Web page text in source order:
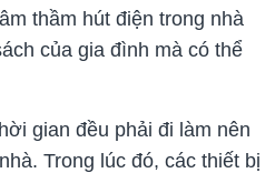
thầm hút điện trong nhà
của gia đình mà có thể
gian đều phải đi làm nên
Trong lúc đó, các thiết bị